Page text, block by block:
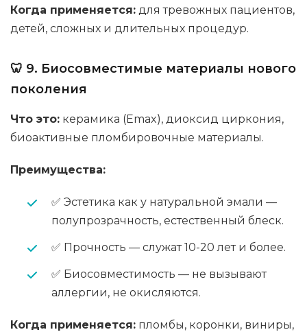
Когда применяется: для тревожных пациентов,
детей, сложных и длительных процедур.
🦷 9. Биосовместимые материалы нового
поколения
Что это: керамика (Emax), диоксид циркония,
биоактивные пломбировочные материалы.
Преимущества:
✅ Эстетика как у натуральной эмали —
полупрозрачность, естественный блеск.
✅ Прочность — служат 10-20 лет и более.
✅ Биосовместимость — не вызывают
аллергии, не окисляются.
Когда применяется: пломбы, коронки, виниры,